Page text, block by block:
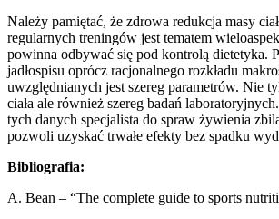
Należy pamiętać, że zdrowa redukcja masy
regularnych treningów jest tematem
powinna odbywać się pod kontrolą dietetyka.
jadłospisu oprócz racjonalnego rozkładu
uwzględnianych jest szereg parametrów. Nie
ciała ale również szereg badań
tych danych specjalista do spraw żywienia
pozwoli uzyskać trwałe efekty bez spadku
Bibliografia:
A. Bean – “The complete guide to sports